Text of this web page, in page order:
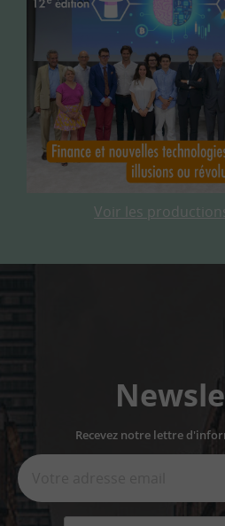
Voir les
Recevez notre lettre